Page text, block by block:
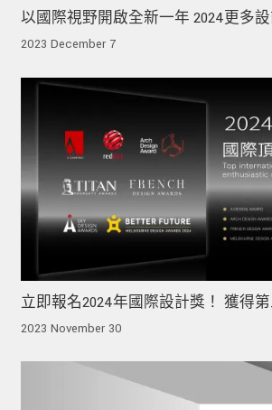
以國際視野開啟全新一年 2024更多
名！
2023 December 7
立即報名2024年國際設計獎！ 獲得
作品再添價值
2023 November 30